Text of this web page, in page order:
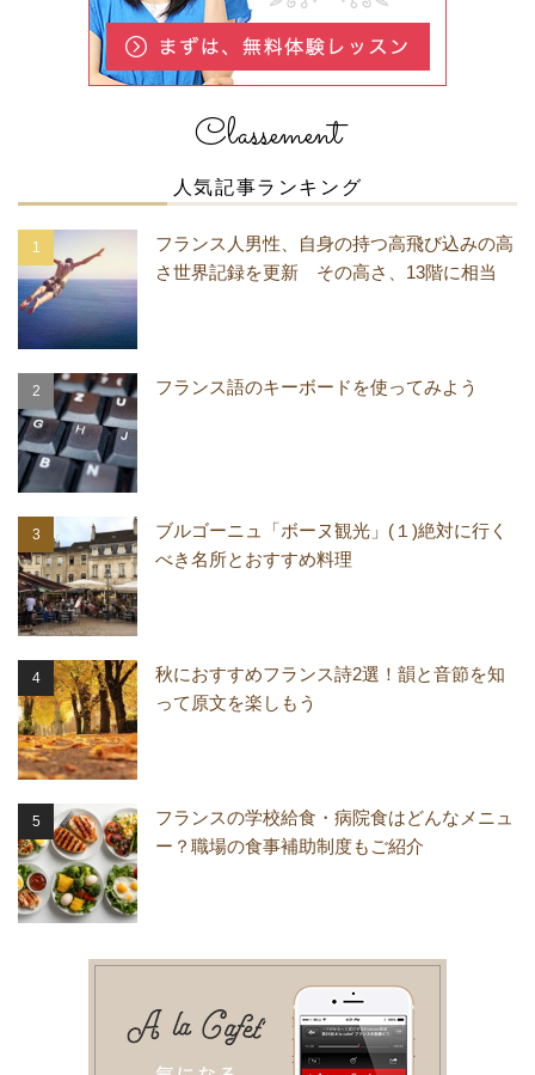
Classement
人気記事ランキング
フランス人男性、自身の持つ高飛び込みの高
さ世界記録を更新 その高さ、13階に相当
フランス語のキーボードを使ってみよう
ブルゴーニュ「ボーヌ観光」(１)絶対に行く
べき名所とおすすめ料理
秋におすすめフランス詩2選！韻と音節を知
って原文を楽しもう
フランスの学校給食・病院食はどんなメニュ
ー？職場の食事補助制度もご紹介